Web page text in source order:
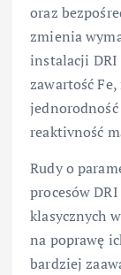
oraz
zmienia
instalacji DRI
zawartość
reaktivność
Rudy o
procesów
klasycznych
na poprawę
bardziej